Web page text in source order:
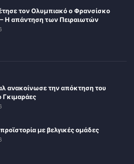
τον Ολυμπιακό ο Φρανσίσκο
Η απάντηση των Πειραιωτών
ανακοίνωσε την απόκτηση του
με βελγικές ομάδες